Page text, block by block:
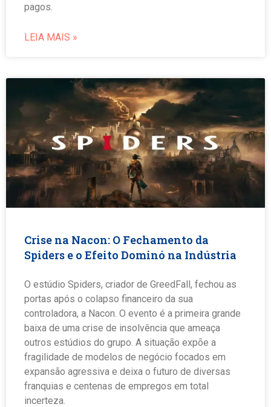
pagos.
LEIA MAIS »
Crise na Nacon: O Fechamento da
Spiders e o Efeito Dominó na Indústria
O estúdio Spiders, criador de GreedFall, fechou as
portas após o colapso financeiro da sua
controladora, a Nacon. O evento é a primeira grande
baixa de uma crise de insolvência que ameaça
outros estúdios do grupo. A situação expõe a
fragilidade de modelos de negócio focados em
expansão agressiva e deixa o futuro de diversas
franquias e centenas de empregos em total
incerteza.